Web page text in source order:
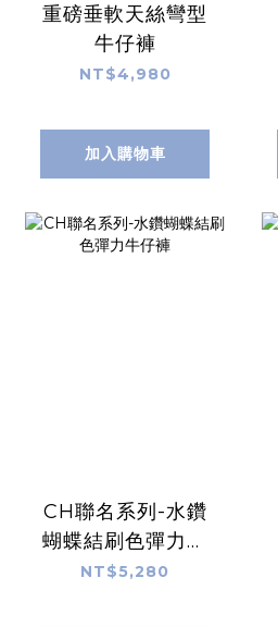
重磅垂軟天絲彎型
牛仔褲
NT$4,980
加入購物車
CH聯名系列-水鑽
蝴蝶結刷色彈力牛
仔褲
NT$5,280